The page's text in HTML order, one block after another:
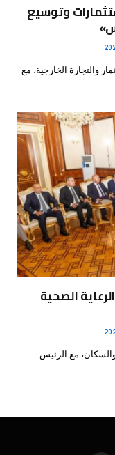
وتوسيع
والتجارة الخارجية، مع
الصحية
مع الرئيس